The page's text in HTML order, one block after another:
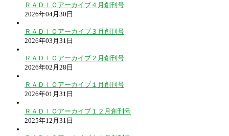
ＲＡＤＩＯアーカイブ４月創刊号
2026年04月30日
ＲＡＤＩＯアーカイブ３月創刊号
2026年03月31日
ＲＡＤＩＯアーカイブ２月創刊号
2026年02月28日
ＲＡＤＩＯアーカイブ１月創刊号
2026年01月31日
ＲＡＤＩＯアーカイブ１２月創刊号
2025年12月31日